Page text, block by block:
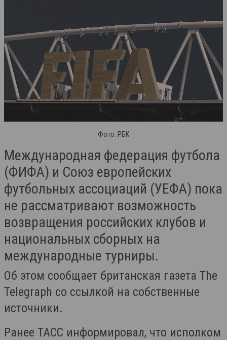
Фото: РБК
Международная федерация футбола
(ФИФА) и Союз европейских
футбольных ассоциаций (УЕФА) пока
не рассматривают возможность
возвращения российских клубов и
национальных сборных на
международные турниры.
Об этом сообщает британская газета The
Telegraph со ссылкой на собственные
источники.
Ранее ТАСС информировал, что исполком